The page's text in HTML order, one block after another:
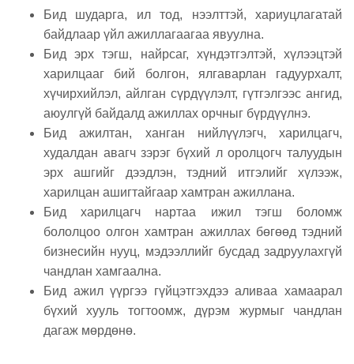
Бид шударга, ил тод, нээлттэй, хариуцлагатай
байдлаар үйл ажиллагаагаа явуулна.
Бид эрх тэгш, найрсаг, хүндэтгэлтэй, хүлээцтэй
харилцааг бий болгон, ялгаварлан гадуурхалт,
хүчирхийлэл, айлган сүрдүүлэлт, гүтгэлгээс ангид,
аюулгүй байдалд ажиллах орчныг бүрдүүлнэ.
Бид ажилтан, ханган нийлүүлэгч, харилцагч,
худалдан авагч зэрэг бүхий л оролцогч талуудын
эрх ашгийг дээдлэн, тэдний итгэлийг хүлээж,
харилцан ашигтайгаар хамтран ажиллана.
Бид харилцагч нартаа ижил тэгш боломж
бололцоо олгон хамтран ажиллах бөгөөд тэдний
бизнесийн нууц, мэдээллийг бусдад задруулахгүй
чандлан хамгаална.
Бид ажил үүргээ гүйцэтгэхдээ аливаа хамаарал
бүхий хууль тогтоомж, дүрэм журмыг чандлан
дагаж мөрдөнө.